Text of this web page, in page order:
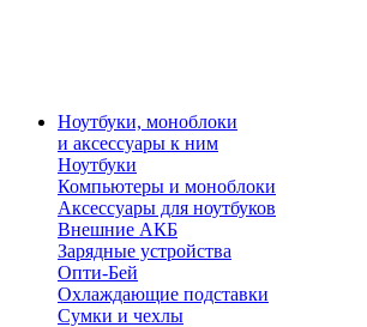
Ноутбуки, моноблоки
и аксессуары к ним
Ноутбуки
Компьютеры и моноблоки
Аксессуары для ноутбуков
Внешние АКБ
Зарядные устройства
Опти-Бей
Охлаждающие подставки
Сумки и чехлы